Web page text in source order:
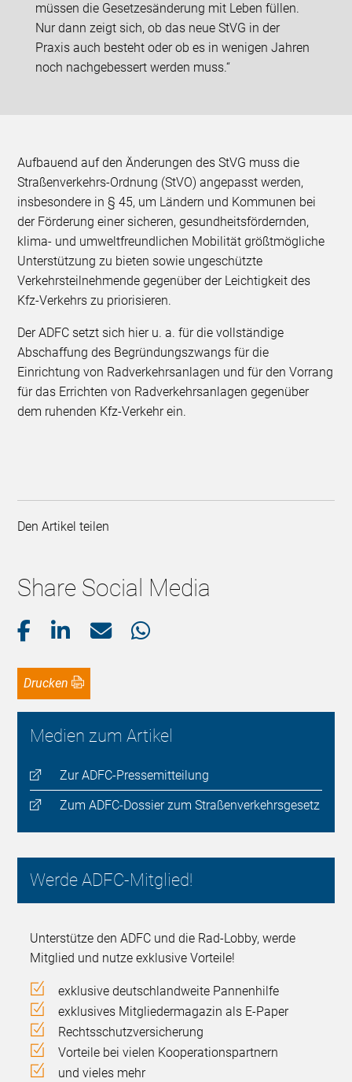
müssen die Gesetzesänderung mit Leben füllen.
Nur dann zeigt sich, ob das neue StVG in der
Praxis auch besteht oder ob es in wenigen Jahren
noch nachgebessert werden muss.“
Aufbauend auf den Änderungen des StVG muss die
Straßenverkehrs-Ordnung (StVO) angepasst werden,
insbesondere in § 45, um Ländern und Kommunen bei
der Förderung einer sicheren, gesundheitsfördernden,
klima- und umweltfreundlichen Mobilität größtmögliche
Unterstützung zu bieten sowie ungeschützte
Verkehrsteilnehmende gegenüber der Leichtigkeit des
Kfz-Verkehrs zu priorisieren.
Der ADFC setzt sich hier u. a. für die vollständige
Abschaffung des Begründungszwangs für die
Einrichtung von Radverkehrsanlagen und für den Vorrang
für das Errichten von Radverkehrsanlagen gegenüber
dem ruhenden Kfz-Verkehr ein.
Den Artikel teilen
Share Social Media
Drucken
Medien zum Artikel
Zur ADFC-Pressemitteilung
Zum ADFC-Dossier zum Straßenverkehrsgesetz
Werde ADFC-Mitglied!
Unterstütze den ADFC und die Rad-Lobby, werde
Mitglied und nutze exklusive Vorteile!
exklusive deutschlandweite Pannenhilfe
exklusives Mitgliedermagazin als E-Paper
Rechtsschutzversicherung
Vorteile bei vielen Kooperationspartnern
und vieles mehr